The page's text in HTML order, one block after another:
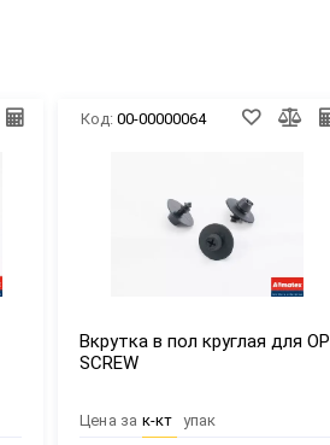
Код: 00-00000064
Вкрутка в пол круглая для OP
SCREW
Цена за к-кт упак